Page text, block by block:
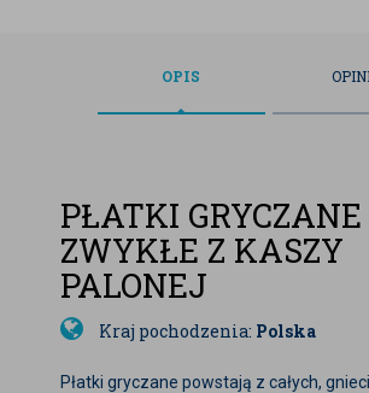
OPIS
PŁATKI GRYCZANE
ZWYKŁE Z KASZY
PALONEJ
Kraj pochodzenia: Polska
Płatki gryczane powstają z całych,